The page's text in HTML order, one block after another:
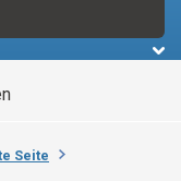
Seite